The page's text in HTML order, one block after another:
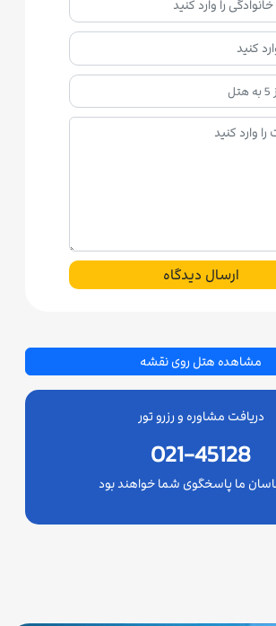
ارسال دیدگاه
مشاهده هتل روی نقشه
دریافت مشاوره و رزرو تور
021-45128
ما پاسخگوی شما خواهند بود